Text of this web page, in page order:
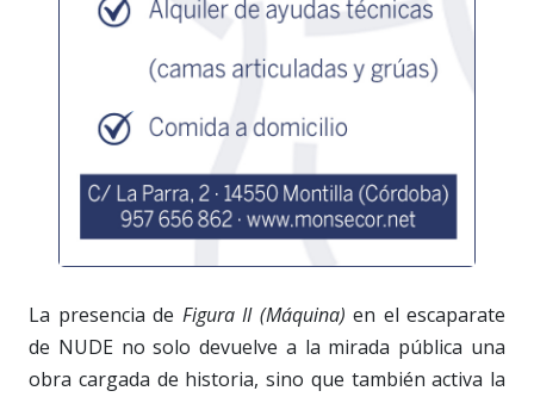
La presencia de Figura II (Máquina) en el escaparate
de NUDE no solo devuelve a la mirada pública una
obra cargada de historia, sino que también activa la